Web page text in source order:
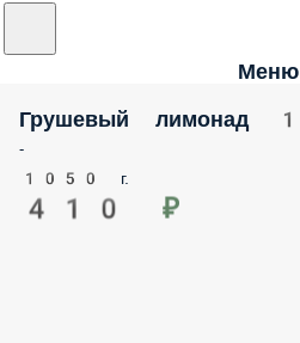
Меню
Грушевый
-
1050 г.
410 ₽